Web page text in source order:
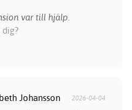
var till hjälp.
Johansson 2026-04-04